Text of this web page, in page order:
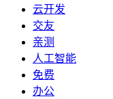
云开发
交友
亲测
人工智能
免费
办公